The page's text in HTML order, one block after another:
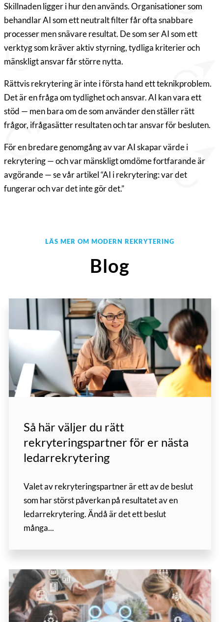
Skillnaden ligger i hur den används. Organisationer som
behandlar AI som ett neutralt filter får ofta snabbare
processer men snävare resultat. De som ser AI som ett
verktyg som kräver aktiv styrning, tydliga kriterier och
mänskligt ansvar får större nytta.
Rättvis rekrytering är inte i första hand ett teknikproblem.
Det är en fråga om tydlighet och ansvar. AI kan vara ett
stöd — men bara om de som använder den ställer rätt
frågor, ifrågasätter resultaten och tar ansvar för besluten.
För en bredare genomgång av var AI skapar värde i
rekrytering — och var mänskligt omdöme fortfarande är
avgörande — se vår artikel “AI i rekrytering: var det
fungerar och var det inte gör det.”
LÄS MER OM MODERN REKRYTERING
Blog
Så här väljer du rätt
rekryteringspartner för er nästa
ledarrekrytering
Valet av rekryteringspartner är ett av de beslut
som har störst påverkan på resultatet av en
ledarrekrytering. Ändå är det ett beslut
många...